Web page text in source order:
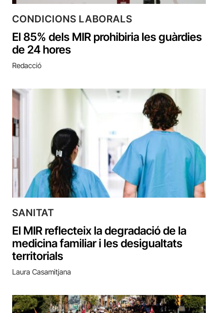
CONDICIONS LABORALS
El 85% dels MIR prohibiria les guàrdies
de 24 hores
Redacció
SANITAT
El MIR reflecteix la degradació de la
medicina familiar i les desigualtats
territorials
Laura Casamitjana